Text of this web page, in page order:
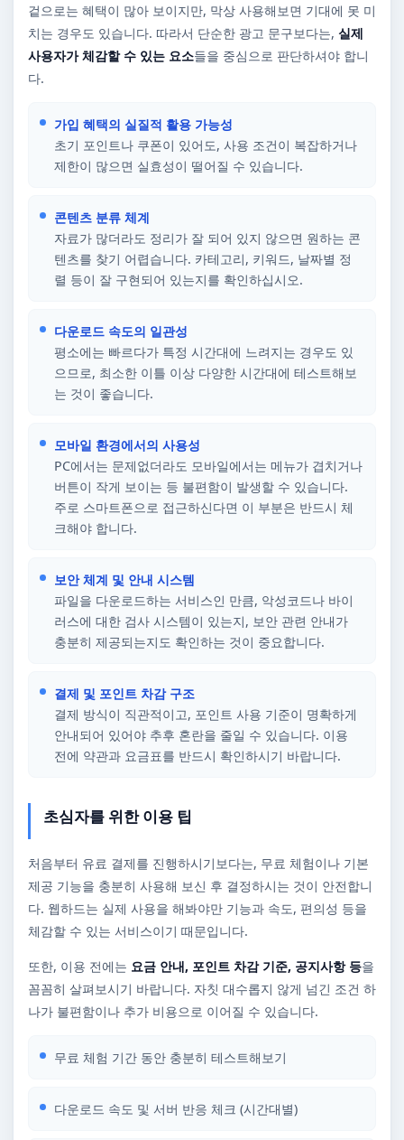
겉으로는 혜택이 많아 보이지만, 막상 사용해보면 기대에 못 미
치는 경우도 있습니다. 따라서 단순한 광고 문구보다는, 실제
사용자가 체감할 수 있는 요소들을 중심으로 판단하셔야 합니
다.
가입 혜택의 실질적 활용 가능성
초기 포인트나 쿠폰이 있어도, 사용 조건이 복잡하거나
제한이 많으면 실효성이 떨어질 수 있습니다.
콘텐츠 분류 체계
자료가 많더라도 정리가 잘 되어 있지 않으면 원하는 콘
텐츠를 찾기 어렵습니다. 카테고리, 키워드, 날짜별 정
렬 등이 잘 구현되어 있는지를 확인하십시오.
다운로드 속도의 일관성
평소에는 빠르다가 특정 시간대에 느려지는 경우도 있
으므로, 최소한 이틀 이상 다양한 시간대에 테스트해보
는 것이 좋습니다.
모바일 환경에서의 사용성
PC에서는 문제없더라도 모바일에서는 메뉴가 겹치거나
버튼이 작게 보이는 등 불편함이 발생할 수 있습니다.
주로 스마트폰으로 접근하신다면 이 부분은 반드시 체
크해야 합니다.
보안 체계 및 안내 시스템
파일을 다운로드하는 서비스인 만큼, 악성코드나 바이
러스에 대한 검사 시스템이 있는지, 보안 관련 안내가
충분히 제공되는지도 확인하는 것이 중요합니다.
결제 및 포인트 차감 구조
결제 방식이 직관적이고, 포인트 사용 기준이 명확하게
안내되어 있어야 추후 혼란을 줄일 수 있습니다. 이용
전에 약관과 요금표를 반드시 확인하시기 바랍니다.
초심자를 위한 이용 팁
처음부터 유료 결제를 진행하시기보다는, 무료 체험이나 기본
제공 기능을 충분히 사용해 보신 후 결정하시는 것이 안전합니
다. 웹하드는 실제 사용을 해봐야만 기능과 속도, 편의성 등을
체감할 수 있는 서비스이기 때문입니다.
또한, 이용 전에는 요금 안내, 포인트 차감 기준, 공지사항 등을
꼼꼼히 살펴보시기 바랍니다. 자칫 대수롭지 않게 넘긴 조건 하
나가 불편함이나 추가 비용으로 이어질 수 있습니다.
무료 체험 기간 동안 충분히 테스트해보기
다운로드 속도 및 서버 반응 체크 (시간대별)